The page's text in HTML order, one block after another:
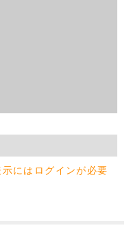
にはログインが必要